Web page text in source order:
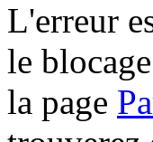
L'erreur
le
la page